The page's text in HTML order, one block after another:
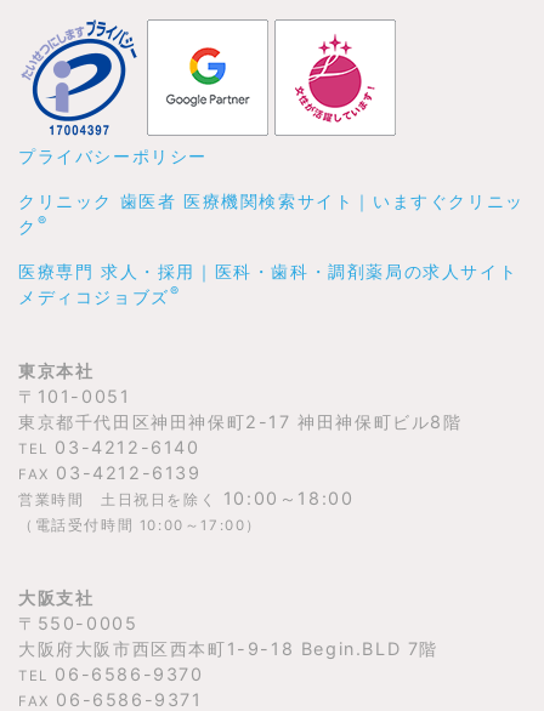
プライバシーポリシー
クリニック 歯医者 医療機関検索サイト｜いますぐクリニッ
ク ®
医療専門 求人・採用｜医科・歯科・調剤薬局の求人サイト
メディコジョブズ®
東京本社
〒101-0051
東京都千代田区神田神保町2-17 神田神保町ビル8階
TEL 03-4212-6140
FAX 03-4212-6139
営業時間 土日祝日を除く 10:00～18:00
（電話受付時間 10:00～17:00）
大阪支社
〒550-0005
大阪府大阪市西区西本町1-9-18 Begin.BLD 7階
TEL 06-6586-9370
FAX 06-6586-9371